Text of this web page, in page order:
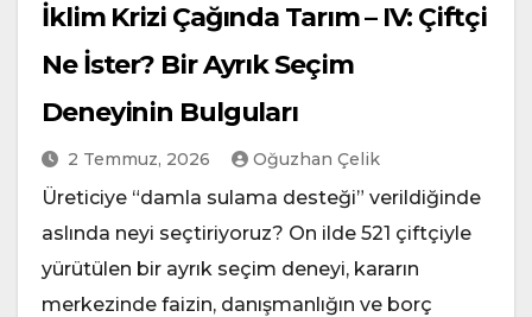
İklim Krizi Çağında Tarım – IV: Çiftçi
Ne İster? Bir Ayrık Seçim
Deneyinin Bulguları
2 Temmuz, 2026 Oğuzhan Çelik
Üreticiye “damla sulama desteği” verildiğinde
aslında neyi seçtiriyoruz? On ilde 521 çiftçiyle
yürütülen bir ayrık seçim deneyi, kararın
merkezinde faizin, danışmanlığın ve borç